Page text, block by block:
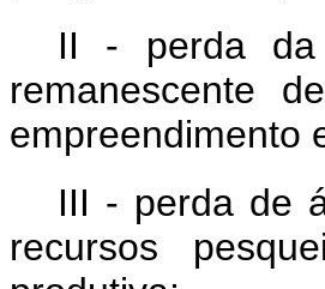
II - perda da
remanescente
empreendimento
III - perda de
recursos